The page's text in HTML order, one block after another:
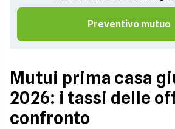
Preventivo mutuo
Mutui prima casa
2026: i tassi delle
confronto